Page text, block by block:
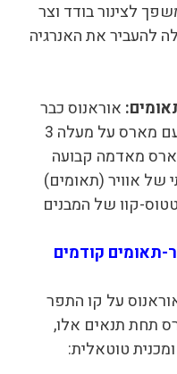
לצינור בודד וצר
להעביר את האנרגיה
: אוראנוס כבר
חצה את הגבול ומחכה למפגש עם מארס על מעלה 3
מאדמה קבועה
של אוויר (תאומים)
קוו של המבנים
תאומים קודמים
על קו התפר
תחת תנאים אלו,
טוטאלית: